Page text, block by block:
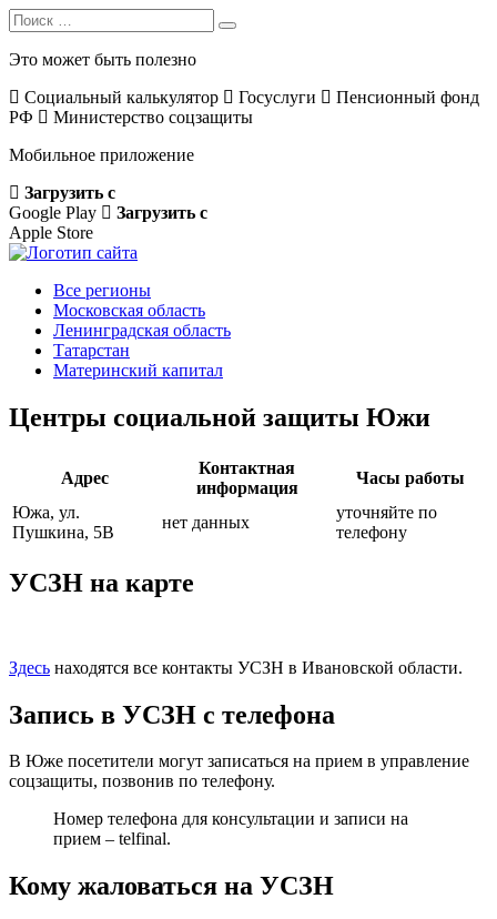
Search
for:
Search
Это может быть полезно
Социальный калькулятор
Госуслуги
Пенсионный фонд
РФ
Министерство соцзащиты
Мобильное приложение
Загрузить с
Google Play
Загрузить с
Apple Store
Все регионы
Московская область
Ленинградская область
Татарстан
Материнский капитал
Центры социальной защиты Южи
Адрес
Контактная
информация
Часы работы
Южа, ул.
Пушкина, 5В
нет данных
уточняйте по
телефону
УСЗН на карте
Здесь находятся все контакты УСЗН в Ивановской области.
Запись в УСЗН с телефона
В Юже посетители могут записаться на прием в управление
соцзащиты, позвонив по телефону.
Номер телефона для консультации и записи на
прием – telfinal.
Кому жаловаться на УСЗН